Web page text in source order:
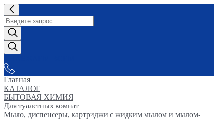
Главная
КАТАЛОГ
БЫТОВАЯ ХИМИЯ
Для туалетных комнат
Мыло, диспенсеры, картриджи с жидким мылом и мылом-